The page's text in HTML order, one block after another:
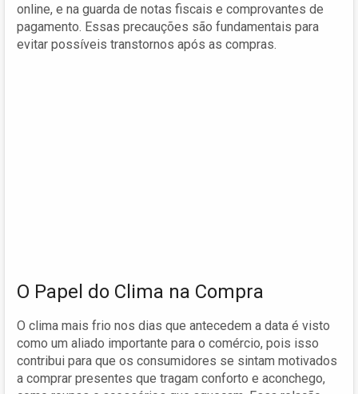
online, e na guarda de notas fiscais e comprovantes de
pagamento. Essas precauções são fundamentais para
evitar possíveis transtornos após as compras.
O Papel do Clima na Compra
O clima mais frio nos dias que antecedem a data é visto
como um aliado importante para o comércio, pois isso
contribui para que os consumidores se sintam motivados
a comprar presentes que tragam conforto e aconchego,